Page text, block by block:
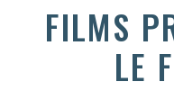
FILMS
LE